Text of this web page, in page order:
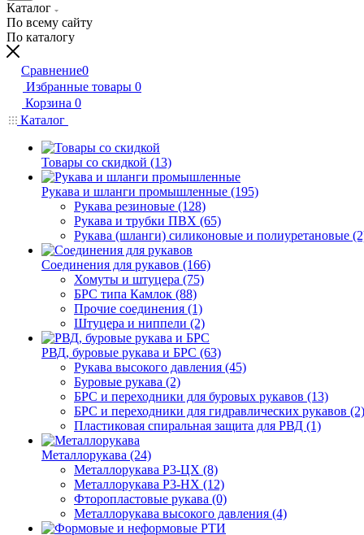
Каталог
По всему сайту
По каталогу
Сравнение0
Избранные товары 0
Корзина 0
Каталог
Товары со скидкой (13)
Рукава и шланги промышленные (195)
Рукава резиновые (128)
Рукава и трубки ПВХ (65)
Рукава (шланги) силиконовые и полиуретановые
Соединения для рукавов (166)
Хомуты и штуцера (75)
БРС типа Камлок (88)
Прочие соединения (1)
Штуцера и ниппели (2)
РВД, буровые рукава и БРС (63)
Рукава высокого давления (45)
Буровые рукава (2)
БРС и переходники для буровых рукавов (13)
БРС и переходники для гидравлических рукавов (2)
Пластиковая спиральная защита для РВД (1)
Металлорукава (24)
Металлорукава Р3-ЦХ (8)
Металлорукава Р3-НХ (12)
Фторопластовые рукава (0)
Металлорукава высокого давления (4)